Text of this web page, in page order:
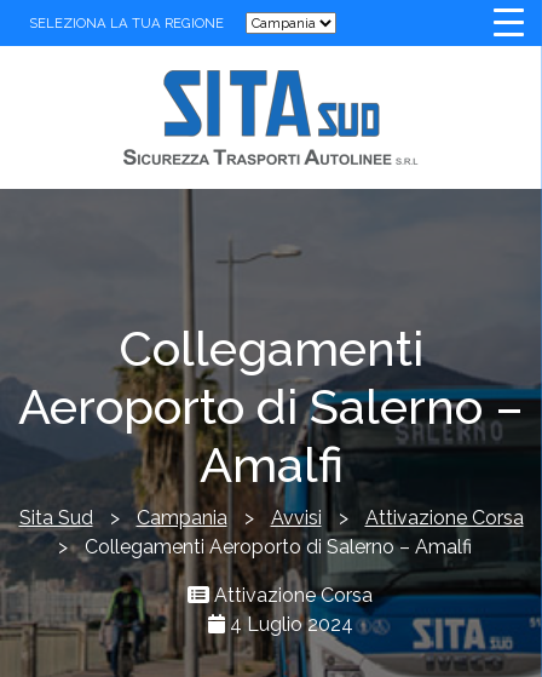
SELEZIONA LA TUA REGIONE
Collegamenti
Aeroporto di Salerno –
Amalfi
Sita Sud > Campania > Avvisi >
Attivazione Corsa
> Collegamenti Aeroporto di Salerno – Amalfi
Attivazione Corsa
4 Luglio 2024